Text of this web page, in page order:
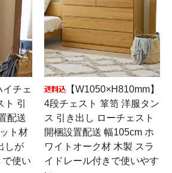
イチェ
引
配送
ト材
しが
使い
【W1050×H810mm】
4段チェスト 箪笥 洋服タン
ス 引き出し ローチェスト
開梱設置配送 幅105cm ホ
ワイトオーク材 木製 スラ
イドレール付きで使いやす